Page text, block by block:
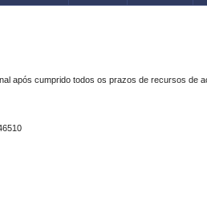
após cumprido todos os prazos de recursos de